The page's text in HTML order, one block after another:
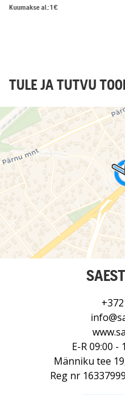
Kuumakse al.: 1 €
TULE JA TUTVU
E-R 09:00 -
Männiku tee
Reg nr